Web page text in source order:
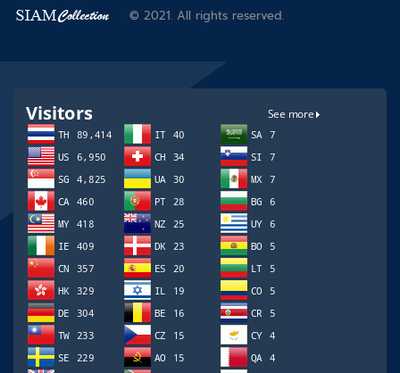
© 2021. All rights reserved.